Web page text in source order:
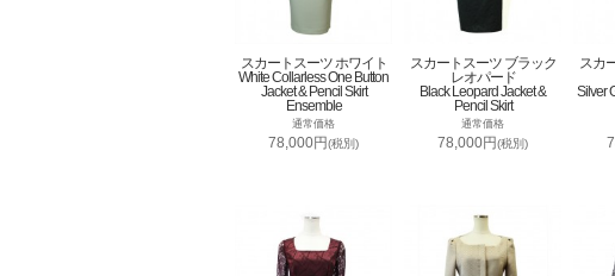
スカートスーツ ホワイト
White Collarless One Button
Jacket & Pencil Skirt
Ensemble
通常価格
78,000円(税別)
スカートスーツ ブラック
レオパード
Black Leopard Jacket &
Pencil Skirt
通常価格
78,000円(税別)
スカ
Silver